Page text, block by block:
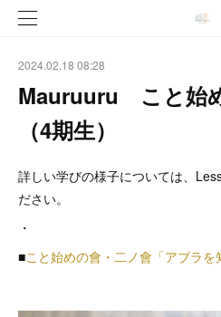
2024.02.18 08:28
Mauruuru こと始
（4期生）
詳しい学びの様子については、
ださい。
・
■こと始めの會・二ノ會「アブラを